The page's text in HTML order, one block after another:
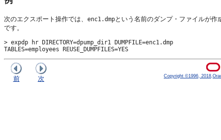
次のエクスポート操作では、 enc1.dmpという名前のダンプ・ファイルが
です。
> expdp hr DIRECTORY=dpump_dir1 DUMPFILE=enc1.dmp
TABLES=employees REUSE_DUMPFILES=YES
前 次 Copyright ©1996,